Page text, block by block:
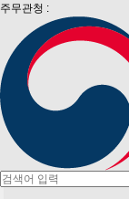
주무관청 :